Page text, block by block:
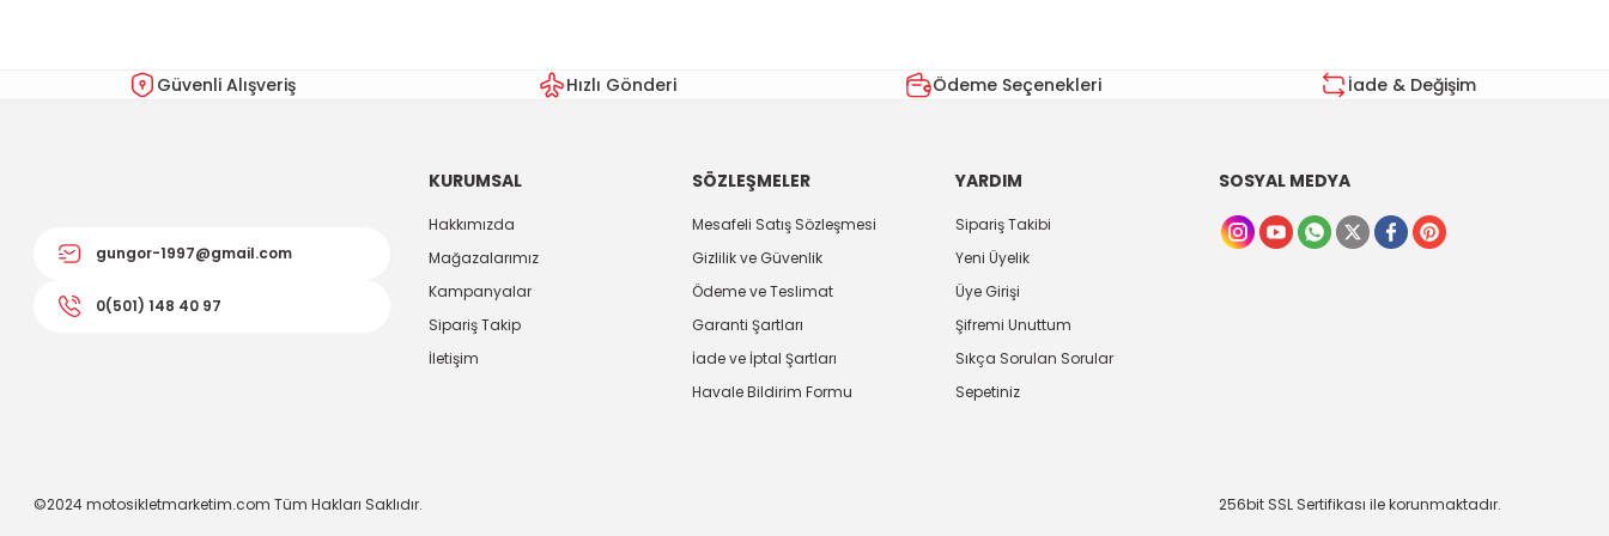
Ürün fiyatı diğer sitelerden daha pahalı.
Güvenli Alışveriş Hızlı Gönderi Ödeme Seçenekleri İade & Değişim
gungor-1997@gmail.com
0(501) 148 40 97
KURUMSAL
Hakkımızda
Mağazalarımız
Kampanyalar
Sipariş Takip
İletişim
SÖZLEŞMELER
Mesafeli Satış Sözleşmesi
Gizlilik ve Güvenlik
Ödeme ve Teslimat
Garanti Şartları
İade ve İptal Şartları
Havale Bildirim Formu
YARDIM
Sipariş Takibi
Yeni Üyelik
Üye Girişi
Şifremi Unuttum
Sıkça Sorulan Sorular
Sepetiniz
SOSYAL MEDYA
©2024 motosikletmarketim.com Tüm Hakları Saklıdır. 256bit SSL Sertifikası ile korunmaktadır.